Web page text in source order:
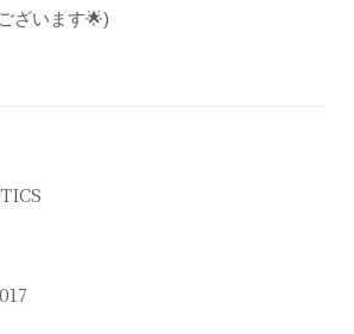
ざいます🌟)